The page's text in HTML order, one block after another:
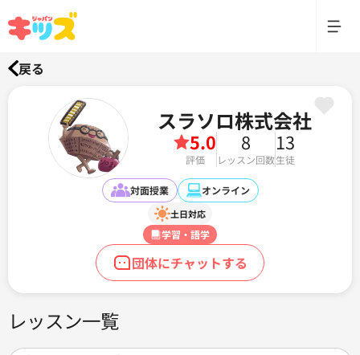
戻る
スラソロ株式会社
5.0
評価
8
レッスン回数
13
生徒
対面授業 オンライン
土日対応
学習・語学
団体にチャットする
レッスン一覧